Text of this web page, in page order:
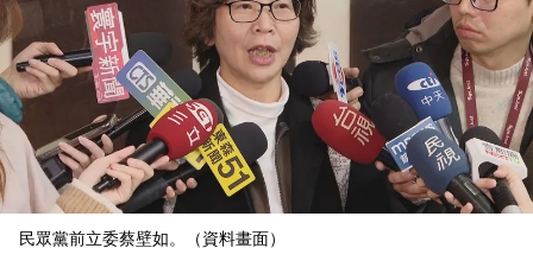
民眾黨前立委蔡壁如。（資料畫面）